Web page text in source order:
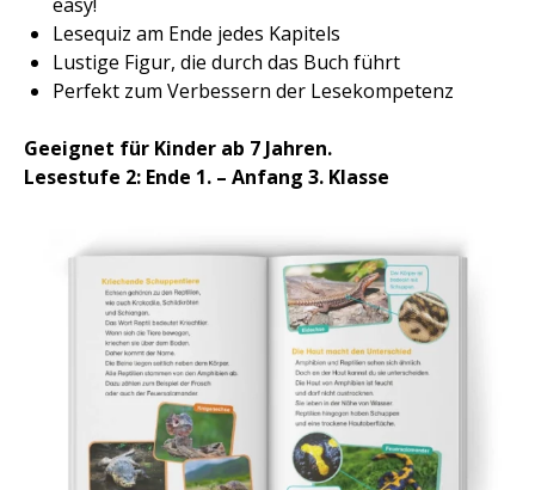
Lesequiz am Ende jedes Kapitels
Lustige Figur, die durch das Buch führt
Perfekt zum Verbessern der Lesekompetenz
Geeignet für Kinder ab 7 Jahren.
Lesestufe 2: Ende 1. – Anfang 3. Klasse